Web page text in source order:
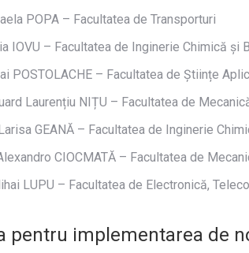
POPA – Facultatea de Transporturi
IOVU – Facultatea de Inginerie Chimică și
POSTOLACHE – Facultatea de Științe
Laurențiu NIȚU – Facultatea de
GEANĂ – Facultatea de Inginerie
CIOCMATĂ – Facultatea de
LUPU – Facultatea de Electronică,
pentru implementarea de